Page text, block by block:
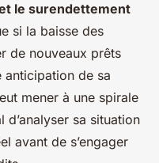
le surendettement
si la baisse des
de nouveaux prêts
anticipation de sa
mener à une spirale
d’analyser sa situation
avant de s’engager